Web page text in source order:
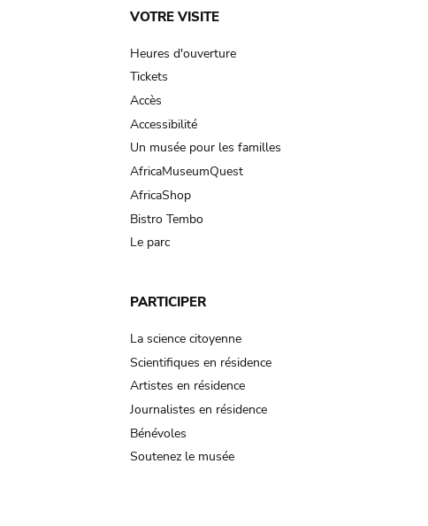
Main
navigation
VOTRE VISITE
Heures d'ouverture
Tickets
Accès
Accessibilité
Un musée pour les familles
AfricaMuseumQuest
AfricaShop
Bistro Tembo
Le parc
PARTICIPER
La science citoyenne
Scientifiques en résidence
Artistes en résidence
Journalistes en résidence
Bénévoles
Soutenez le musée